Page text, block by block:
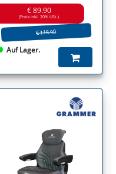
€ 89.90
(Preis inkl. 20% USt.)
€ 118.90
Auf Lager.